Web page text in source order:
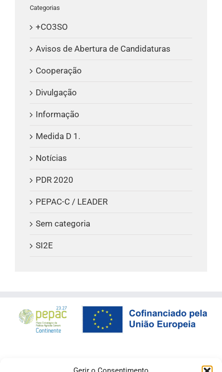
Categorias
+CO3SO
Avisos de Abertura de Candidaturas
Cooperação
Divulgação
Informação
Medida D 1.
Notícias
PDR 2020
PEPAC-C / LEADER
Sem categoria
SI2E